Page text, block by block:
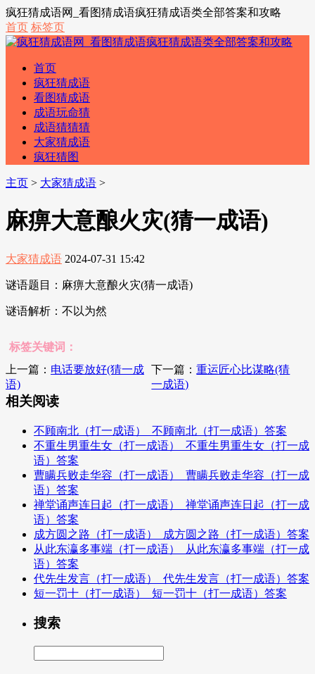
疯狂猜成语网_看图猜成语疯狂猜成语类全部答案和攻略
首页 标签页
首页
疯狂猜成语
看图猜成语
成语玩命猜
成语猜猜猜
大家猜成语
疯狂猜图
主页 > 大家猜成语 >
麻痹大意酿火灾(猜一成语)
大家猜成语 2024-07-31 15:42
谜语题目：麻痹大意酿火灾(猜一成语)
谜语解析：不以为然
标签关键词：
上一篇： 电话要放好(猜一成
语)
下一篇：重运匠心比谋略(猜
一成语)
相关阅读
不顾南北（打一成语）_不顾南北（打一成语）答案
不重生男重生女（打一成语）_不重生男重生女（打一成
语）答案
曹瞒兵败走华容（打一成语）_曹瞒兵败走华容（打一成
语）答案
禅堂诵声连日起（打一成语）_禅堂诵声连日起（打一成
语）答案
成方圆之路（打一成语）_成方圆之路（打一成语）答案
从此东瀛多事端（打一成语）_从此东瀛多事端（打一成
语）答案
代先生发言（打一成语）_代先生发言（打一成语）答案
短一罚十（打一成语）_短一罚十（打一成语）答案
搜索